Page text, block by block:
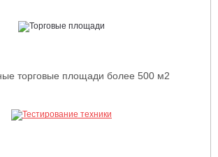
торговые площади более 500 м2